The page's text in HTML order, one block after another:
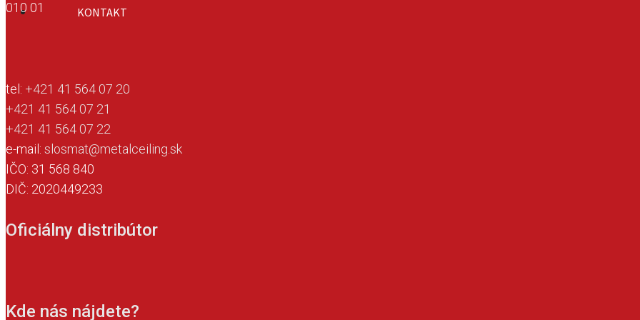
KONTAKT
010 01
tel: +421 41 564 07 20
+421 41 564 07 21
+421 41 564 07 22
e-mail: slosmat@metalceiling.sk
IČO: 31 568 840
DIČ: 2020449233
Oficiálny distribútor
Kde nás nájdete?